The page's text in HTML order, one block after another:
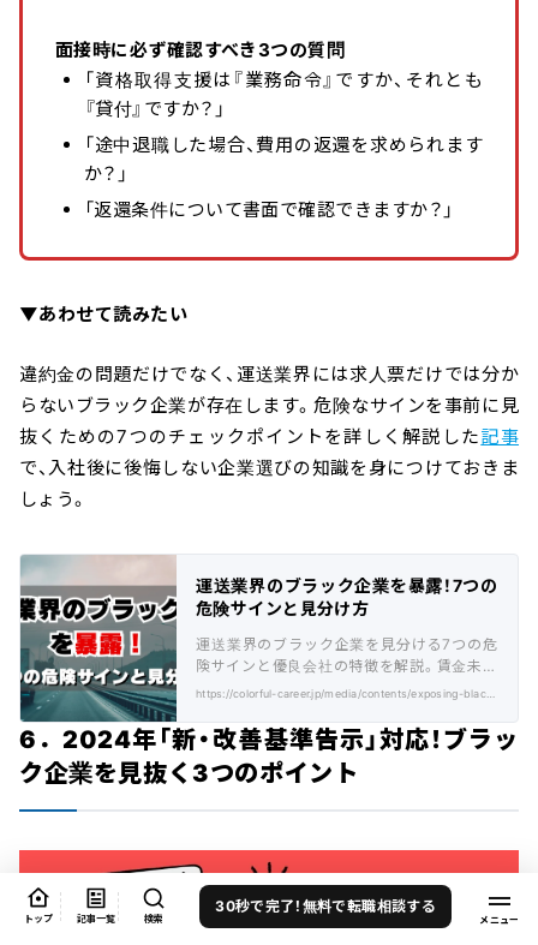
トップ 記事一覧 検索
30秒で完了！無料で転職相談する
面接時に必ず確認すべき3つの質問
「資格取得支援は『業務命令』ですか、それとも
『貸付』ですか？」
「途中退職した場合、費用の返還を求められます
か？」
「返還条件について書面で確認できますか？」
▼あわせて読みたい
違約金の問題だけでなく、運送業界には求人票だけでは分か
らないブラック企業が存在します。危険なサインを事前に見
抜くための7つのチェックポイントを詳しく解説した記事
で、入社後に後悔しない企業選びの知識を身につけておきま
しょう。
運送業界のブラック企業を暴露！7つの
危険サインと見分け方
運送業界のブラック企業を見分ける7つの危
険サインと優良会社の特徴を解説。賃金未払
いや長時間労働の実態など詳しく紹介しまhttps://colorful-career.jp/media/contents/exposing-black-companies-transportation-industry/
6．2024年「新・改善基準告示」対応！ブラッ
ク企業を見抜く3つのポイント